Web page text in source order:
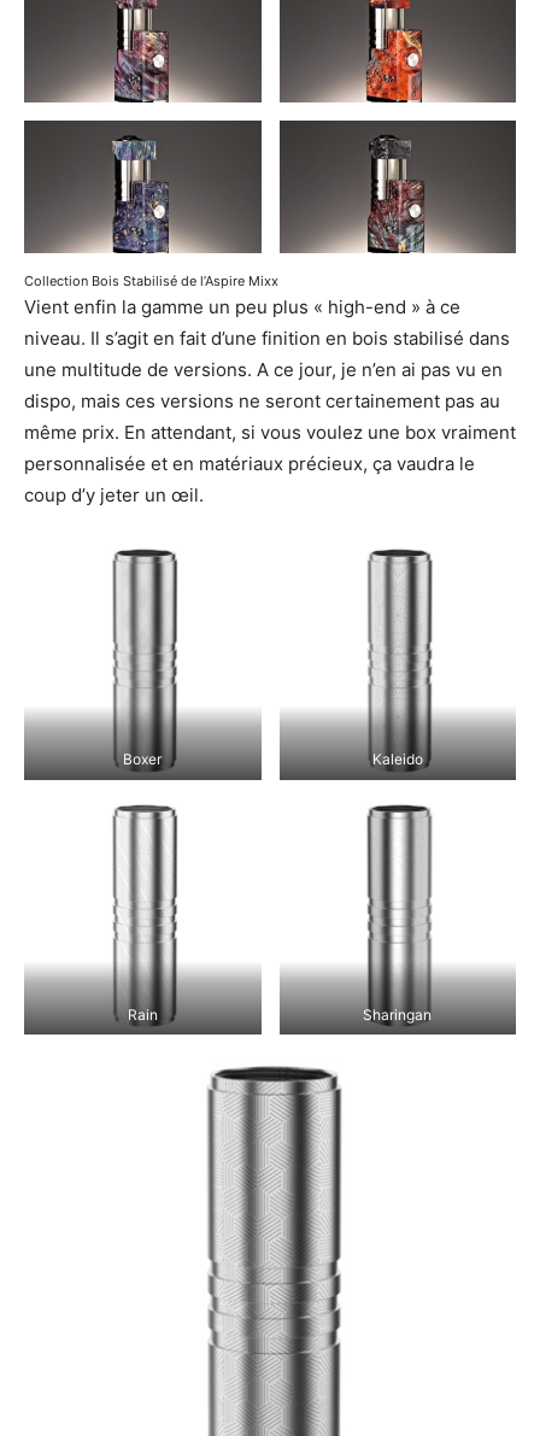
Collection Bois Stabilisé de l’Aspire Mixx
Vient enfin la gamme un peu plus « high-end » à ce
niveau. Il s’agit en fait d’une finition en bois stabilisé dans
une multitude de versions. A ce jour, je n’en ai pas vu en
dispo, mais ces versions ne seront certainement pas au
même prix. En attendant, si vous voulez une box vraiment
personnalisée et en matériaux précieux, ça vaudra le
coup d’y jeter un œil.
Boxer Kaleido
Rain Sharingan